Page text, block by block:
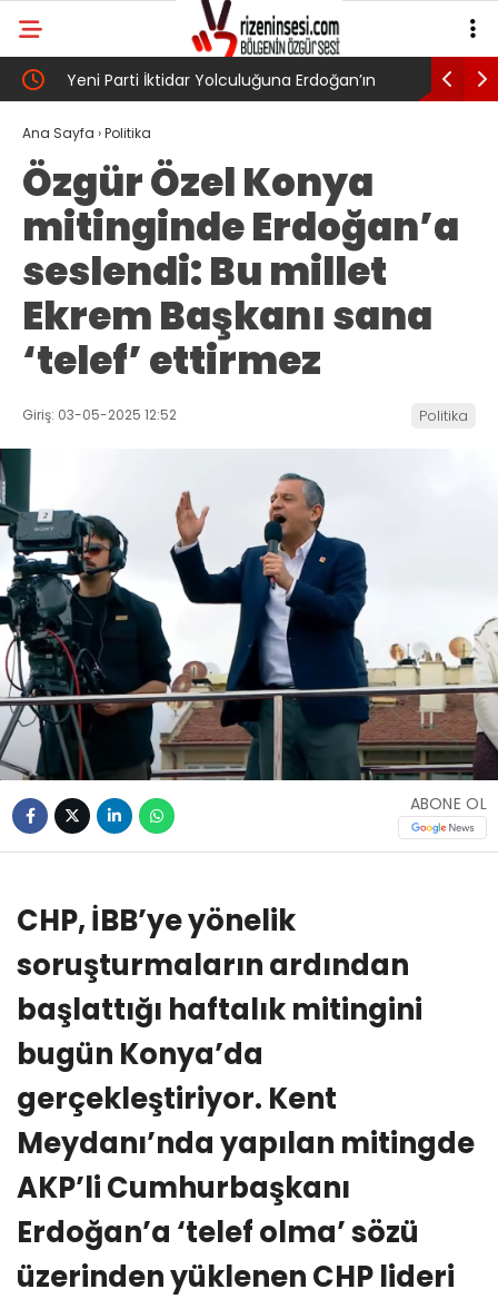
Yeni Parti İktidar Yolculuğuna Erdoğan’ın
Memleketi Rize’den Başladı
Genel
Ana Sayfa ›Politika
Özgür Özel Konya
mitinginde Erdoğan’a
seslendi: Bu millet
Ekrem Başkanı sana
‘telef’ ettirmez
Giriş: 03-05-2025 12:52 Politika
ABONE OL
CHP, İBB’ye yönelik
soruşturmaların ardından
başlattığı haftalık mitingini
bugün Konya’da
gerçekleştiriyor. Kent
Meydanı’nda yapılan mitingde
AKP’li Cumhurbaşkanı
Erdoğan’a ‘telef olma’ sözü
üzerinden yüklenen CHP lideri